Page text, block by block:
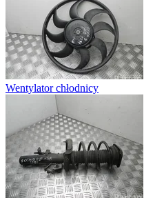
Wentylator chłodnicy